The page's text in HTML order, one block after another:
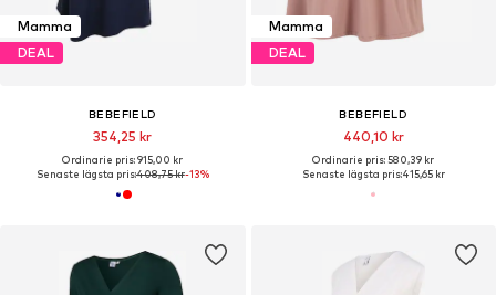
Mamma
DEAL
BEBEFIELD
354,25 kr
Ordinarie pris: 915,00 kr
Senaste lägsta pris:408,75 kr-13%
Mamma
DEAL
BEBEFIELD
440,10 kr
Ordinarie pris: 580,39 kr
Senaste lägsta pris:415,65 kr